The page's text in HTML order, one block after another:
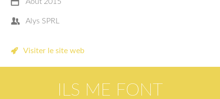
Alys SPRL
Visiter le site web
ILS ME FONT